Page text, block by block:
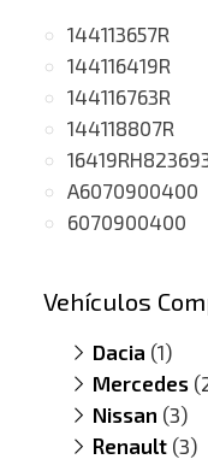
144113657R
144116419R
144116763R
144118807R
A6070900400
6070900400
Vehículos
Dacia (1)
Duster 1.5
Mercedes
A180 1.5
B180 1.5
Nissan (3)
Juke 1.5
Renault (3)